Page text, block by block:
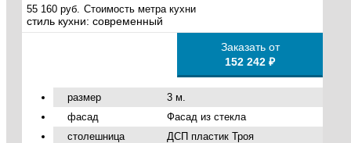
55 160 руб. Стоимость метра кухни
стиль кухни: современный
Заказать от
152 242 ₽
размер
3 м.
фасад
Фасад из стекла
столешница
ДСП пластик Троя